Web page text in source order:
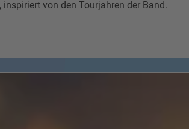
von den Tourjahren der Band.